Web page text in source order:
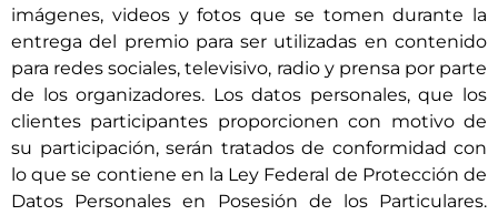
imágenes, videos y fotos que se tomen durante la
entrega del premio para ser utilizadas en contenido
para redes sociales, televisivo, radio y prensa por parte
de los organizadores. Los datos personales, que los
clientes participantes proporcionen con motivo de
su participación, serán tratados de conformidad con
lo que se contiene en la Ley Federal de Protección de
Datos Personales en Posesión de los Particulares.